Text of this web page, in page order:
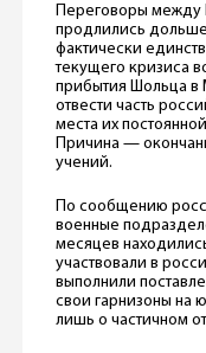
Переговоры
продлились
фактически
текущего кризиса
прибытия Шольца
отвести часть
места их
Причина —
учений.
По сообщению
военные
месяцев
участвовали в
выполнили
свои гарнизоны на
лишь о частичном